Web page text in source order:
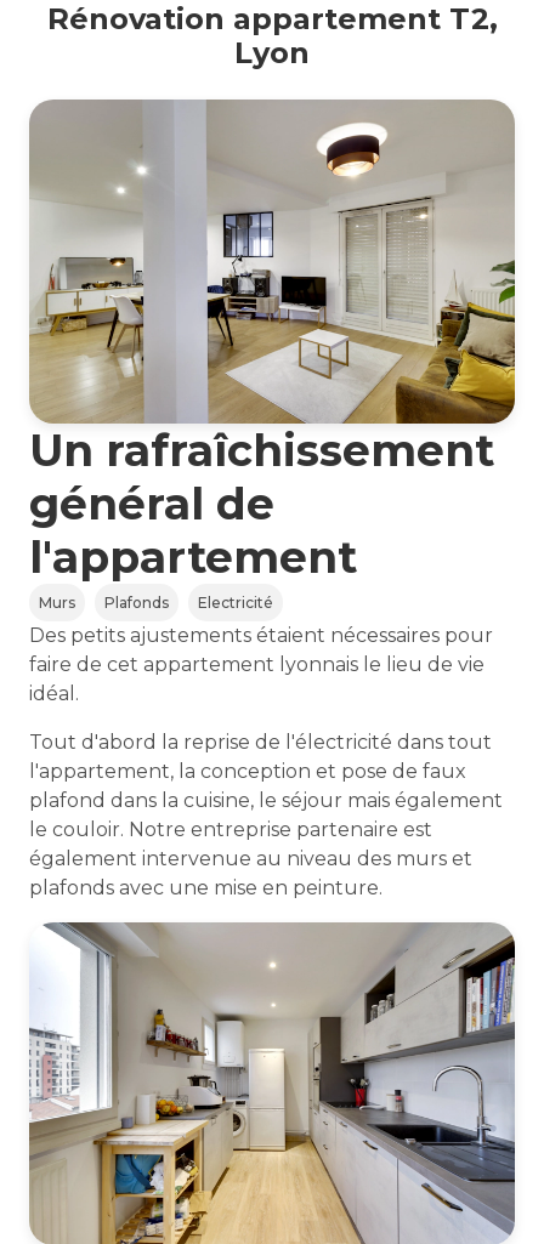
Rénovation appartement T2,
Lyon
Un rafraîchissement
général de
l'appartement
Murs Plafonds Electricité
Des petits ajustements étaient nécessaires pour
faire de cet appartement lyonnais le lieu de vie
idéal.
Tout d'abord la reprise de l'électricité dans tout
l'appartement, la conception et pose de faux
plafond dans la cuisine, le séjour mais également
le couloir. Notre entreprise partenaire est
également intervenue au niveau des murs et
plafonds avec une mise en peinture.